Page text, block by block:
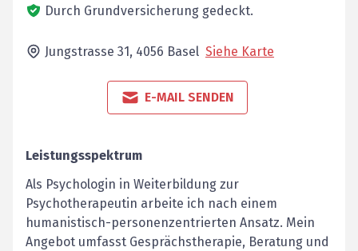
Durch Grundversicherung gedeckt.
Jungstrasse 31, 4056 Basel Siehe Karte
E-MAIL SENDEN
Leistungsspektrum
Als Psychologin in Weiterbildung zur
Psychotherapeutin arbeite ich nach einem
humanistisch-personenzentrierten Ansatz. Mein
Angebot umfasst Gesprächstherapie, Beratung und